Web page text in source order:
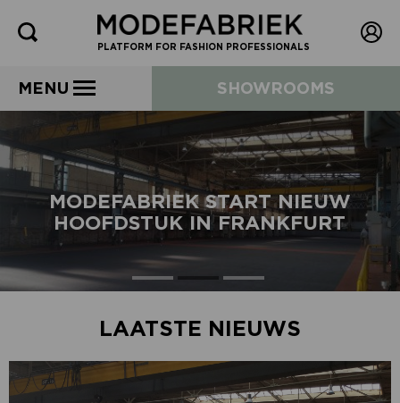
PLATFORM FOR FASHION PROFESSIONALS
MENU SHOWROOMS
MODEFABRIEK START NIEUW
HOOFDSTUK IN FRANKFURT
LAATSTE NIEUWS